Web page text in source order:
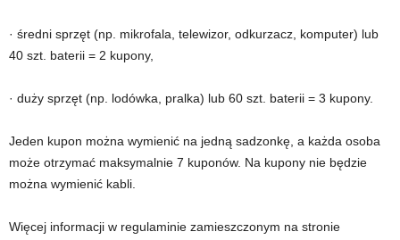
· średni sprzęt (np. mikrofala, telewizor, odkurzacz, komputer) lub
40 szt. baterii = 2 kupony,
· duży sprzęt (np. lodówka, pralka) lub 60 szt. baterii = 3 kupony.
Jeden kupon można wymienić na jedną sadzonkę, a każda osoba
może otrzymać maksymalnie 7 kuponów. Na kupony nie będzie
można wymienić kabli.
Więcej informacji w regulaminie zamieszczonym na stronie